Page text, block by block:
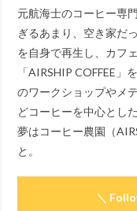
元航海士のコーヒー専
ぎるあまり、空き家だ
を自身で再生し、カフ
「AIRSHIP COFFEE」
のワークショップやメ
どコーヒーを中心とし
夢はコーヒー農園（
と。
＼